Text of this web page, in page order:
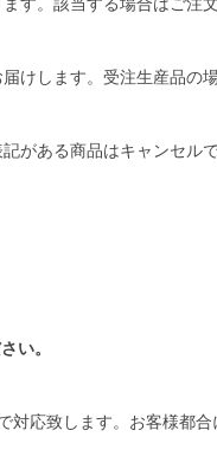
します。受注生産品の
がある商品はキャンセルで
い。
応致します。お客様都合